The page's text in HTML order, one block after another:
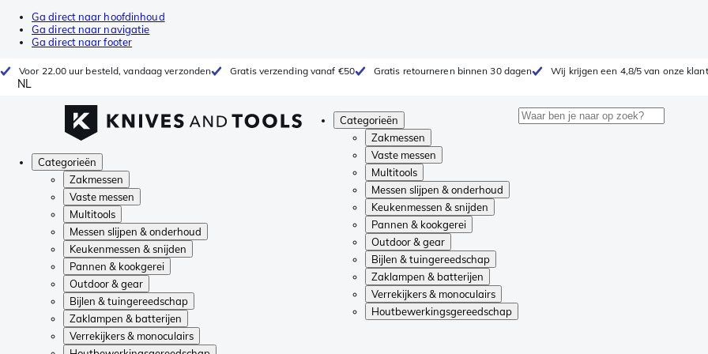
Ga direct naar hoofdinhoud
Ga direct naar navigatie
Ga direct naar footer
Voor 22.00 uur besteld, vandaag verzonden Gratis verzending vanaf €50 Gratis retourneren binnen 30 dagen Wij krijgen een 4,8/5 van onze
NL
Categorieën
Zakmessen
Vaste messen
Multitools
Messen slijpen & onderhoud
Keukenmessen & snijden
Pannen & kookgerei
Outdoor & gear
Bijlen & tuingereedschap
Zaklampen & batterijen
Verrekijkers & monoculairs
Houtbewerkingsgereedschap
Categorieën
Zakmessen
Vaste messen
Multitools
Messen slijpen & onderhoud
Keukenmessen & snijden
Pannen & kookgerei
Outdoor & gear
Bijlen & tuingereedschap
Zaklampen & batterijen
Verrekijkers & monoculairs